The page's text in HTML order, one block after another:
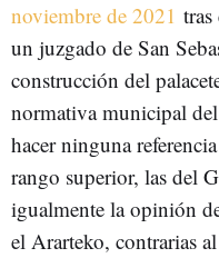
noviembre de 2021
un juzgado de San
construcción del
normativa municipal
hacer ninguna
rango superior, las del
igualmente la opinión
el Ararteko, contrarias